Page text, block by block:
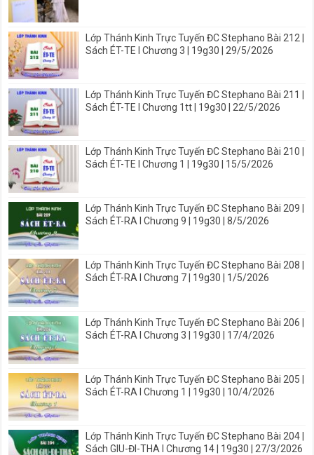
Lớp Thánh Kinh Trực Tuyến ĐC Stephano Bài 212 |
Sách ÉT-TE I Chương 3 | 19g30 | 29/5/2026
Lớp Thánh Kinh Trực Tuyến ĐC Stephano Bài 211 |
Sách ÉT-TE I Chương 1tt | 19g30 | 22/5/2026
Lớp Thánh Kinh Trực Tuyến ĐC Stephano Bài 210 |
Sách ÉT-TE I Chương 1 | 19g30 | 15/5/2026
Lớp Thánh Kinh Trực Tuyến ĐC Stephano Bài 209 |
Sách ÉT-RA I Chương 9 | 19g30 | 8/5/2026
Lớp Thánh Kinh Trực Tuyến ĐC Stephano Bài 208 |
Sách ÉT-RA I Chương 7 | 19g30 | 1/5/2026
Lớp Thánh Kinh Trực Tuyến ĐC Stephano Bài 206 |
Sách ÉT-RA I Chương 3 | 19g30 | 17/4/2026
Lớp Thánh Kinh Trực Tuyến ĐC Stephano Bài 205 |
Sách ÉT-RA I Chương 1 | 19g30 | 10/4/2026
Lớp Thánh Kinh Trực Tuyến ĐC Stephano Bài 204 |
Sách GIU-ĐI-THA I Chương 14 | 19g30 | 27/3/2026